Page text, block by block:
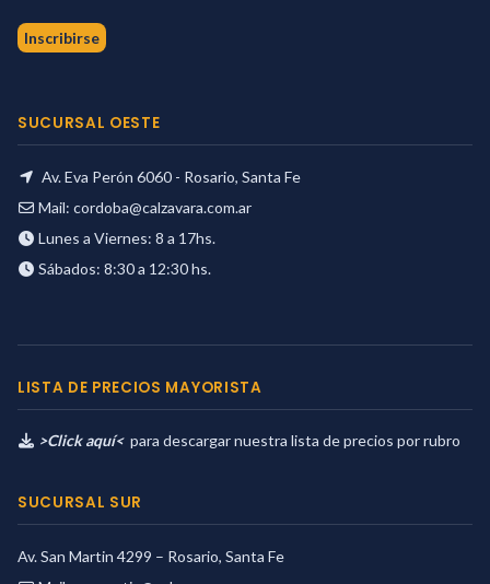
SUCURSAL OESTE
Av. Eva Perón 6060 - Rosario, Santa Fe
Mail: cordoba@calzavara.com.ar
Lunes a Viernes: 8 a 17hs.
Sábados: 8:30 a 12:30 hs.
LISTA DE PRECIOS MAYORISTA
>Click aquí<para descargar nuestra lista de precios por rubro
SUCURSAL SUR
Av. San Martin 4299 – Rosario, Santa Fe